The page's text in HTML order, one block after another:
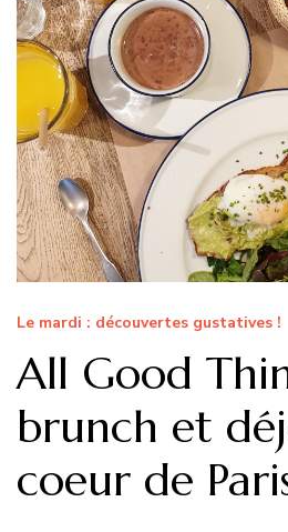
Le mardi : découvertes gustatives !
All Good
brunch et
coeur de